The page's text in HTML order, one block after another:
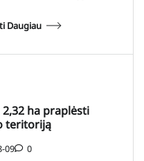
Daugiau
ha praplėsti
teritoriją
09 0